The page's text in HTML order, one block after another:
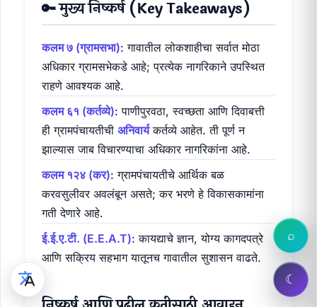
🔑 मुख्य निष्कर्ष (Key Takeaways)
कलम ७ (ग्रामसभा): गावातील लोकशाहीचा सर्वात मोठा
अधिकार ग्रामसभेकडे आहे; प्रत्येक नागरिकाने उपस्थित
राहणे आवश्यक आहे.
कलम ६१ (कर्तव्ये): पाणीपुरवठा, स्वच्छता आणि दिवाबत्ती
ही ग्रामपंचायतीची अनिवार्यकर्तव्ये आहेत. ती पूर्ण न
झाल्यास जाब विचारण्याचा अधिकार नागरिकांना आहे.
कलम १२४ (कर): ग्रामपंचायतीचे आर्थिक बळ
करवसुलीवर अवलंबून असते; कर भरणे हे विकासकामांना
गती देणारे आहे.
ई.ई.ए.टी. (E.E.A.T): कायद्याचे ज्ञान, योग्य कागदपत्रे
आणि सक्रिय सहभाग यातूनच गावातील सुशासन वाढते.
⌕
☾